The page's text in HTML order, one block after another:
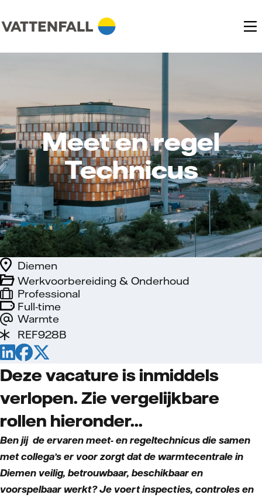
Meet en regel
Technicus
Full-time
Diemen
Professional
Werkvoorbereiding & Onderhoud
Warmte
REF928B
Deze vacature is inmiddels
verlopen. Zie vergelijkbare
rollen hieronder...
Ben jij de ervaren meet- en regeltechnicus die samen
met collega’s er voor zorgt dat de warmtecentrale in
Diemen veilig, betrouwbaar, beschikbaar en
voorspelbaar werkt? Je voert inspecties, controles en